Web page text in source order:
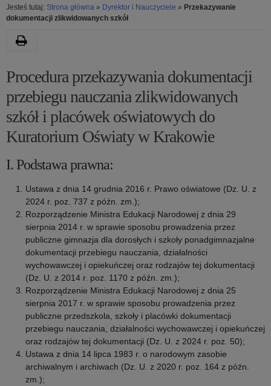
Jesteś tutaj: Strona główna » Dyrektor i Nauczyciele » Przekazywanie
dokumentacji zlikwidowanych szkół
Drukuj
Kategoria:
Przekazywanie
dokumentacji
zlikwidowanych
szkół
Procedura przekazywania dokumentacji
przebiegu nauczania zlikwidowanych
szkół i placówek oświatowych do
Kuratorium Oświaty w Krakowie
I. Podstawa prawna:
Ustawa z dnia 14 grudnia 2016 r. Prawo oświatowe (Dz. U. z
2024 r. poz. 737 z późn. zm.);
Rozporządzenie Ministra Edukacji Narodowej z dnia 29
sierpnia 2014 r. w sprawie sposobu prowadzenia przez
publiczne gimnazja dla dorosłych i szkoły ponadgimnazjalne
dokumentacji przebiegu nauczania, działalności
wychowawczej i opiekuńczej oraz rodzajów tej dokumentacji
(Dz. U. z 2014 r. poz. 1170 z późn. zm.);
Rozporządzenie Ministra Edukacji Narodowej z dnia 25
sierpnia 2017 r. w sprawie sposobu prowadzenia przez
publiczne przedszkola, szkoły i placówki dokumentacji
przebiegu nauczania, działalności wychowawczej i opiekuńczej
oraz rodzajów tej dokumentacji (Dz. U. z 2024 r. poz. 50);
Ustawa z dnia 14 lipca 1983 r. o narodowym zasobie
archiwalnym i archiwach (Dz. U. z 2020 r. poz. 164 z późn.
zm.);